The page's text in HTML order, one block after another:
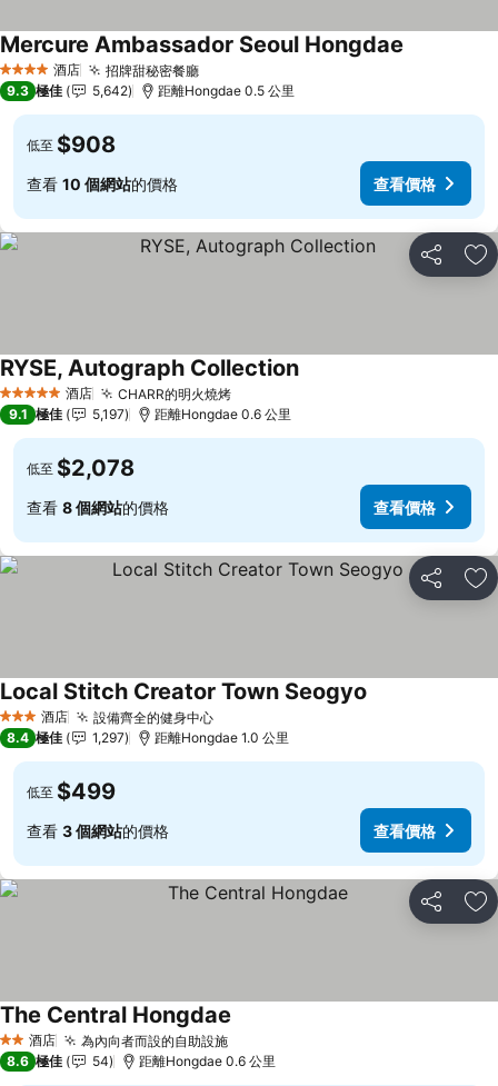
4 星級 酒店 招牌甜秘密餐廳查看價格
Mercure Ambassador Seoul Hongdae
9.3 極佳 5,642 距離Hongdae 0.5 公里
低至 $908
查看 10 個網站的價格 查看價格
分享 放
5 星級 酒店 CHARR的明火燒烤查看價格
RYSE, Autograph Collection查看價格
9.1 極佳 5,197 距離Hongdae 0.6 公里
低至 $2,078
查看 8 個網站的價格 查看價格
分享 放
3 星級 酒店 設備齊全的健身中心查看價格
Local Stitch Creator Town Seogyo
8.4 極佳 1,297 距離Hongdae 1.0 公里
低至 $499
查看 3 個網站的價格 查看價格
分享 放
2 星級酒店 為內向者而設的自助設施查看價格
The Central Hongdae
8.6 極佳 54 距離Hongdae 0.6 公里